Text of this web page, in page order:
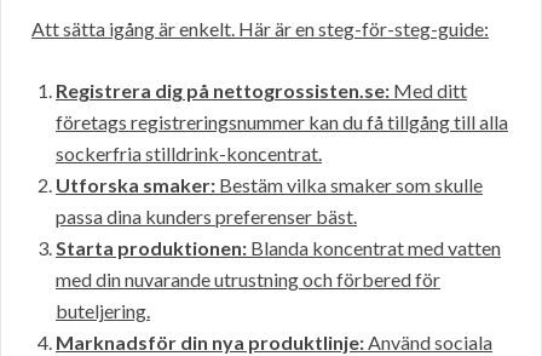
Att sätta igång är enkelt. Här är en steg-för-steg-guide:
Registrera dig på nettogrossisten.se: Med ditt
företags registreringsnummer kan du få tillgång till alla
sockerfria stilldrink-koncentrat.
Utforska smaker: Bestäm vilka smaker som skulle
passa dina kunders preferenser bäst.
Starta produktionen: Blanda koncentrat med vatten
med din nuvarande utrustning och förbered för
buteljering.
Marknadsför din nya produktlinje:Använd sociala